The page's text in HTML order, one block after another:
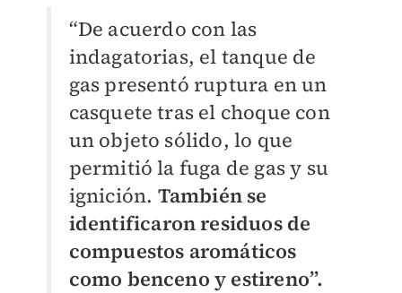
“De acuerdo con las
indagatorias, el tanque de
gas presentó ruptura en un
casquete tras el choque con
un objeto sólido, lo que
permitió la fuga de gas y su
ignición. También se
identificaron residuos de
compuestos aromáticos
como benceno y estireno”.